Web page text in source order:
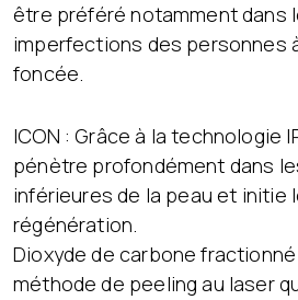
être préféré notamment dans
imperfections des personnes
foncée.
ICON : Grâce à la technologie
pénètre profondément dans
inférieures de la peau et initie
régénération.
Dioxyde de carbone fractionné
méthode de peeling au laser